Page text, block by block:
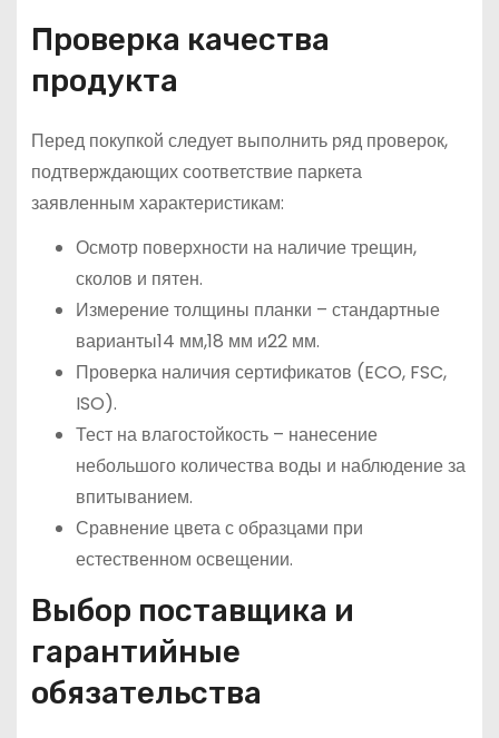
Проверка качества
продукта
Перед покупкой следует выполнить ряд проверок,
подтверждающих соответствие паркета
заявленным характеристикам:
Осмотр поверхности на наличие трещин,
сколов и пятен.
Измерение толщины планки – стандартные
варианты14 мм,18 мм и22 мм.
Проверка наличия сертификатов (ECO, FSC,
ISO).
Тест на влагостойкость – нанесение
небольшого количества воды и наблюдение за
впитыванием.
Сравнение цвета с образцами при
естественном освещении.
Выбор поставщика и
гарантийные
обязательства